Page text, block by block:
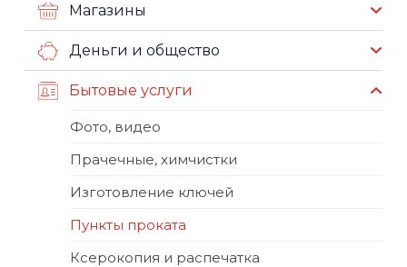
Магазины
Деньги и общество
Бытовые услуги
Фото, видео
Прачечные, химчистки
Изготовление ключей
Пункты проката
Ксерокопия и распечатка